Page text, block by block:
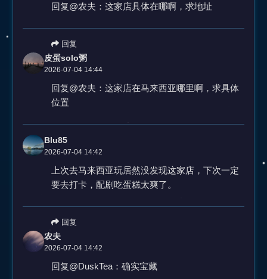
回复@农夫：这家店具体在哪啊，求地址
回复
皮蛋solo粥
2026-07-04 14:44
回复@农夫：这家店在马来西亚哪里啊，求具体
位置
Blu85
2026-07-04 14:42
上次去马来西亚玩居然没发现这家店，下次一定
要去打卡，配剧吃蛋糕太爽了。
回复
农夫
2026-07-04 14:42
回复@DuskTea：确实宝藏